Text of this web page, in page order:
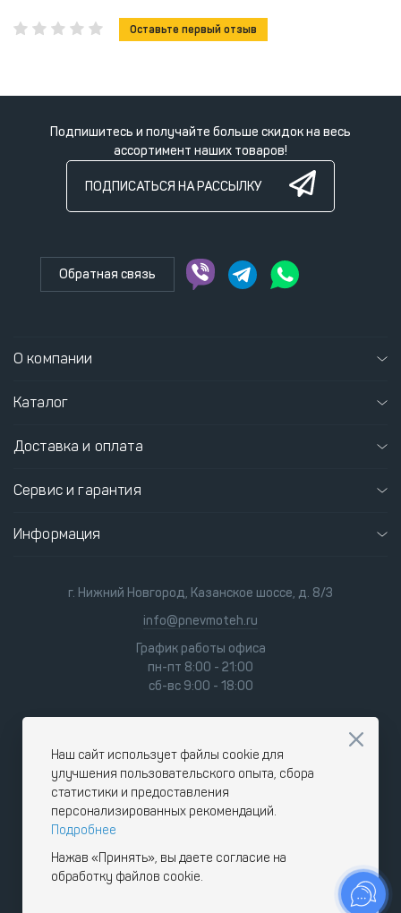
Оставьте первый отзыв
Подпишитесь и получайте больше скидок на весь
ассортимент наших товаров!
ПОДПИСАТЬСЯ НА РАССЫЛКУ
Обратная связь
О компании
Каталог
Доставка и оплата
Сервис и гарантия
Информация
г. Нижний Новгород, Казанское шоссе, д. 8/3
info@pnevmoteh.ru
График работы офиса
пн-пт 8:00 - 21:00
сб-вс 9:00 - 18:00
Наш сайт использует файлы cookie для
улучшения пользовательского опыта, сбора
статистики и предоставления
персонализированных рекомендаций.
Подробнее
Нажав «Принять», вы даете согласие на
обработку файлов cookie.